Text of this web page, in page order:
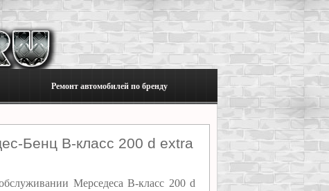
Ремонт автомобилей по бренду
Бенц В-класс 200 d extra
Мерседеса В-класс 200 d